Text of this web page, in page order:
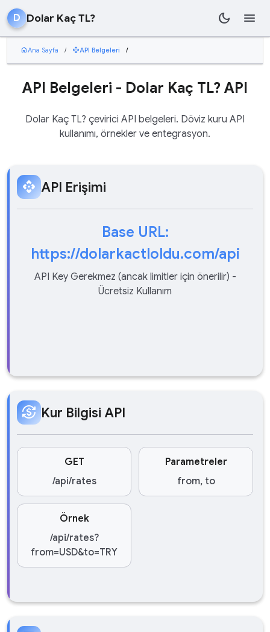
D Dolar Kaç TL? dark_mode menu
homeAna Sayfa / apiAPI Belgeleri /
API Belgeleri - Dolar Kaç TL? API
Dolar Kaç TL? çevirici API belgeleri. Döviz kuru API
kullanımı, örnekler ve entegrasyon.
api API Erişimi
Base URL:
https://dolarkactloldu.com/api
API Key Gerekmez (ancak limitler için önerilir) -
Ücretsiz Kullanım
currency_exchange Kur Bilgisi API
GET
/api/rates
Parametreler
from, to
Örnek
/api/rates?
from=USD&to=TRY